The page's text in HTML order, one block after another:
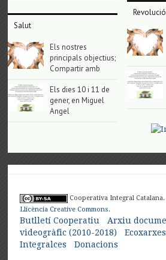
Salut
Els nostres
principals objectius;
Compartir amb
Els dies 10 i 11 de
gener, en Miguel
Angel
Cooperativa Integral
Llicència Creative Commons.
Butlletí Cooperatiu
Arxiu
videogràfic (2010-2018)
Ecoxarxes
Integralces
Donacions